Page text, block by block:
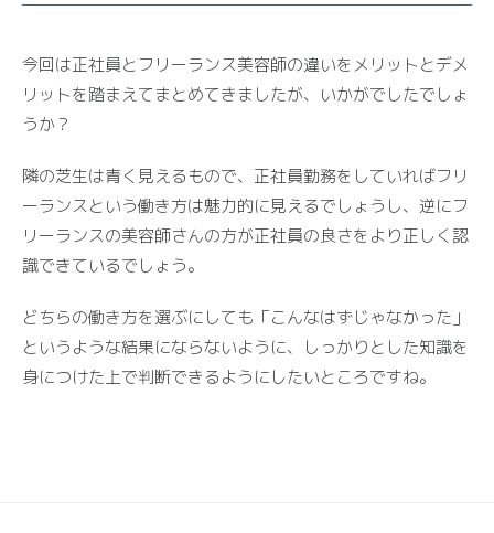
今回は正社員とフリーランス美容師の違いをメリットとデメ
リットを踏まえてまとめてきましたが、いかがでしたでしょ
うか？
隣の芝生は青く見えるもので、正社員勤務をしていればフリ
ーランスという働き方は魅力的に見えるでしょうし、逆にフ
リーランスの美容師さんの方が正社員の良さをより正しく認
識できているでしょう。
どちらの働き方を選ぶにしても「こんなはずじゃなかった」
というような結果にならないように、しっかりとした知識を
身につけた上で判断できるようにしたいところですね。